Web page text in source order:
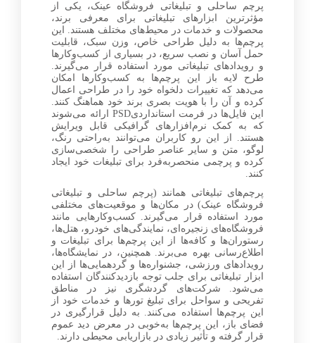
پرچم ساحلی و تبلیغاتی فروشگاه عینک، یکی از
مؤثرترین ابزارهای تبلیغاتی برای معرفی برند،
محصولات و خدمات در محیط‌های مختلف هستند. این
پرچم‌ها به دلیل طراحی خاص، وزن سبک، قابلیت
حمل آسان و نصب سریع، در بسیاری از کسب‌وکارها
و رویدادهای تبلیغاتی مورد استفاده قرار می‌گیرند.
طرح لایه باز این پرچم‌ها به کسب‌وکارها امکان
می‌دهد که تغییرات دلخواه خود را در طراحی اعمال
کرده و آن را با هویت بصری برند خود هماهنگ کنند.
این فایل‌ها در فرمت‌ استانداردیPSD ارائه می‌شوند
که به کمک نرم‌افزارهای گرافیکی قابل ویرایش
هستند. از این رو کاربران می‌توانند به‌راحتی رنگ،
لوگو، متن و سایر عناصر طراحی را شخصی‌سازی
کرده و پرچمی منحصربه‌فرد برای تبلیغات خود ایجاد
کنند.
پرچم‌های تبلیغاتی همانند (پرچم ساحلی و تبلیغاتی
فروشگاه عینک) در مکان‌ها و موقعیت‌های مختلفی
مورد استفاده قرار می‌گیرند. کسب‌وکارهایی مانند
فروشگاه‌های زنجیره‌ای، نمایندگی‌های خودرو، هتل‌ها،
رستوران‌ها و کافه‌ها از این پرچم‌ها برای تبلیغات و
اطلاع‌رسانی بهره می‌برند. همچنین، در نمایشگاه‌ها،
رویدادهای ورزشی، جشنواره‌ها و گردهمایی‌ها از این
ابزار تبلیغاتی برای جلب توجه بازدیدکنندگان استفاده
می‌شود. شرکت‌های گردشگری نیز در مناطق
تفریحی و سواحل برای تبلیغ تورها و خدمات خود از
این پرچم‌ها استفاده می‌کنند. به دلیل قرارگیری در
فضای باز، این پرچم‌ها به‌خوبی در معرض دید عموم
قرار گرفته و تأثیر زیادی در بازاریابی محیطی دارند.